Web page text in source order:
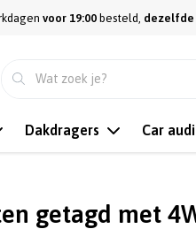
voor 19:00 besteld, dezelfde
Dakdragers Car
getagd met